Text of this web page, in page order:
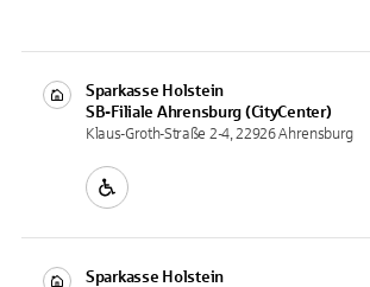
Sparkasse Holstein
SB-Filiale Ahrensburg (CityCenter)
Klaus-Groth-Straße 2-4, 22926 Ahrensburg
Sparkasse Holstein